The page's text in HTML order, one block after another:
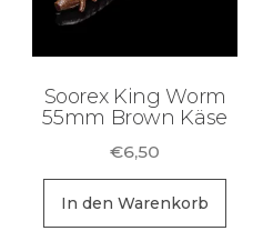
können
Produktseite
Soorex King Worm
55mm Brown Käse
€6,50
In den Warenkorb